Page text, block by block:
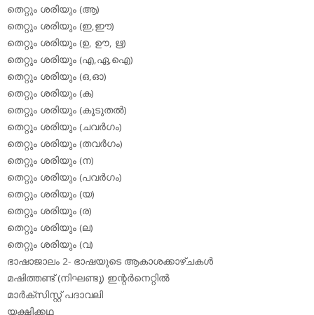
തെറ്റും ശരിയും (ആ)
തെറ്റും ശരിയും (ഇ,ഈ)
തെറ്റും ശരിയും (ഉ, ഊ, ഋ)
തെറ്റും ശരിയും (എ,ഏ,ഐ)
തെറ്റും ശരിയും (ഒ,ഓ)
തെറ്റും ശരിയും (ക)
തെറ്റും ശരിയും (കൂടുതല്‍)
തെറ്റും ശരിയും (ചവര്‍ഗം)
തെറ്റും ശരിയും (തവര്‍ഗം)
തെറ്റും ശരിയും (ന)
തെറ്റും ശരിയും (പവര്‍ഗം)
തെറ്റും ശരിയും (യ)
തെറ്റും ശരിയും (ര)
തെറ്റും ശരിയും (ല)
തെറ്റും ശരിയും (വ)
ഭാഷാജാലം 2- ഭാഷയുടെ ആകാശക്കാഴ്ചകള്‍
മഷിത്തണ്ട് (നിഘണ്ടു) ഇന്റര്‍നെറ്റില്‍
മാര്‍ക്‌സിസ്റ്റ് പദാവലി
യക്ഷിക്കഥ